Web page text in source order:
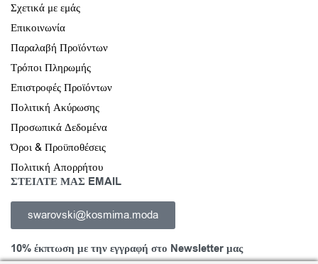
Σχετικά με εμάς
Επικοινωνία
Παραλαβή Προϊόντων
Τρόποι Πληρωμής
Επιστροφές Προϊόντων
Πολιτική Ακύρωσης
Προσωπικά Δεδομένα
Όροι & Προϋποθέσεις
Πολιτική Απορρήτου
ΣΤΕΙΛΤΕ ΜΑΣ EMAIL
swarovski@kosmima.moda
10% έκπτωση με την εγγραφή στο Newsletter μας